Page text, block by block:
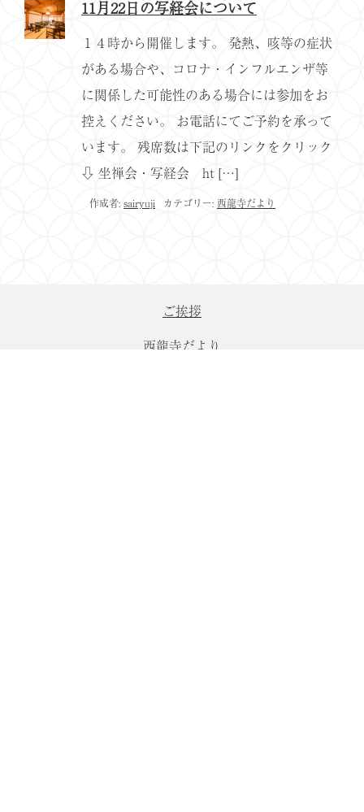
11月22日の写経会について
１４時から開催します。 発熱、咳等の症状
がある場合や、コロナ・インフルエンザ等
に関係した可能性のある場合には参加をお
控えください。 お電話にてご予約を承って
います。 残席数は下記のリンクをクリック
⇩ 坐禅会・写経会 ht […]
作成者: sairyuji カテゴリー: 西龍寺だより
ご挨拶
西龍寺だより